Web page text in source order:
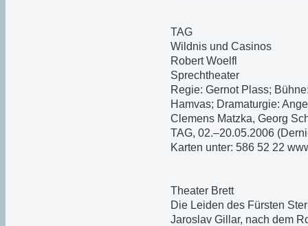
TAG
Wildnis und Casinos
Robert Woelfl
Sprechtheater
Regie: Gernot Plass;
Hamvas; Dramaturgie:
Clemens Matzka, Georg
TAG, 02.–20.05.2006
Karten unter: 586 52 22
Theater Brett
Die Leiden des Fürsten
Jaroslav Gillar, nach dem